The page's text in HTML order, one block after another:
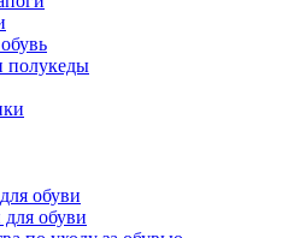
полукеды
обуви
обуви